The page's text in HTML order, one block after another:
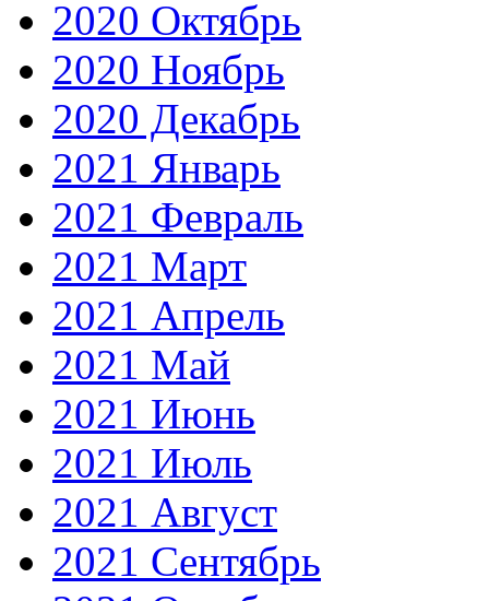
2020 Октябрь
2020 Ноябрь
2020 Декабрь
2021 Январь
2021 Февраль
2021 Март
2021 Апрель
2021 Май
2021 Июнь
2021 Июль
2021 Август
2021 Сентябрь